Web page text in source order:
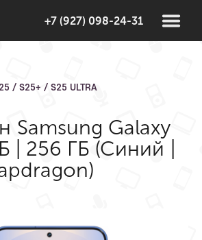
+7 (927) 098-24-31
/ S25+ / S25 ULTRA
Samsung Galaxy
| 256 ГБ (Синий |